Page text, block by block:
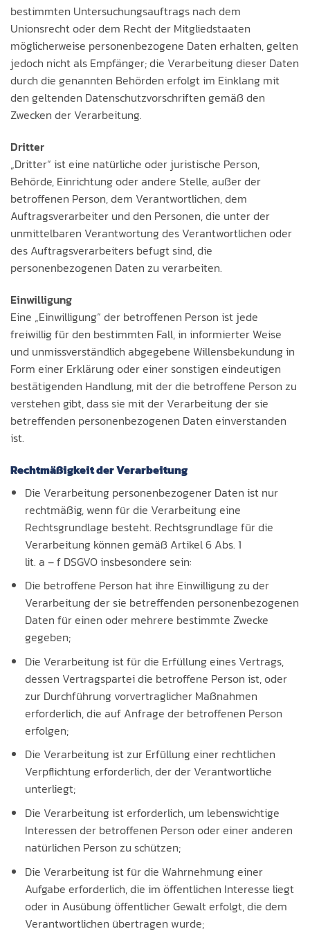
bestimmten Untersuchungsauftrags nach dem
Unionsrecht oder dem Recht der Mitgliedstaaten
möglicherweise personenbezogene Daten erhalten, gelten
jedoch nicht als Empfänger; die Verarbeitung dieser Daten
durch die genannten Behörden erfolgt im Einklang mit
den geltenden Datenschutzvorschriften gemäß den
Zwecken der Verarbeitung.
Dritter
„Dritter“ ist eine natürliche oder juristische Person,
Behörde, Einrichtung oder andere Stelle, außer der
betroffenen Person, dem Verantwortlichen, dem
Auftragsverarbeiter und den Personen, die unter der
unmittelbaren Verantwortung des Verantwortlichen oder
des Auftragsverarbeiters befugt sind, die
personenbezogenen Daten zu verarbeiten.
Einwilligung
Eine „Einwilligung“ der betroffenen Person ist jede
freiwillig für den bestimmten Fall, in informierter Weise
und unmissverständlich abgegebene Willensbekundung in
Form einer Erklärung oder einer sonstigen eindeutigen
bestätigenden Handlung, mit der die betroffene Person zu
verstehen gibt, dass sie mit der Verarbeitung der sie
betreffenden personenbezogenen Daten einverstanden
ist.
Rechtmäßigkeit der Verarbeitung
Die Verarbeitung personenbezogener Daten ist nur
rechtmäßig, wenn für die Verarbeitung eine
Rechtsgrundlage besteht. Rechtsgrundlage für die
Verarbeitung können gemäß Artikel 6 Abs. 1
lit. a – f DSGVO insbesondere sein:
Die betroffene Person hat ihre Einwilligung zu der
Verarbeitung der sie betreffenden personenbezogenen
Daten für einen oder mehrere bestimmte Zwecke
gegeben;
Die Verarbeitung ist für die Erfüllung eines Vertrags,
dessen Vertragspartei die betroffene Person ist, oder
zur Durchführung vorvertraglicher Maßnahmen
erforderlich, die auf Anfrage der betroffenen Person
erfolgen;
Die Verarbeitung ist zur Erfüllung einer rechtlichen
Verpflichtung erforderlich, der der Verantwortliche
unterliegt;
Die Verarbeitung ist erforderlich, um lebenswichtige
Interessen der betroffenen Person oder einer anderen
natürlichen Person zu schützen;
Die Verarbeitung ist für die Wahrnehmung einer
Aufgabe erforderlich, die im öffentlichen Interesse liegt
oder in Ausübung öffentlicher Gewalt erfolgt, die dem
Verantwortlichen übertragen wurde;